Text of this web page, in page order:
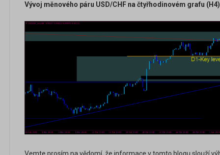
Vývoj měnového páru USD/CHF na čtyřhodinovém grafu
Vemte prosím na vědomí, že informace v tomto blogu slouží